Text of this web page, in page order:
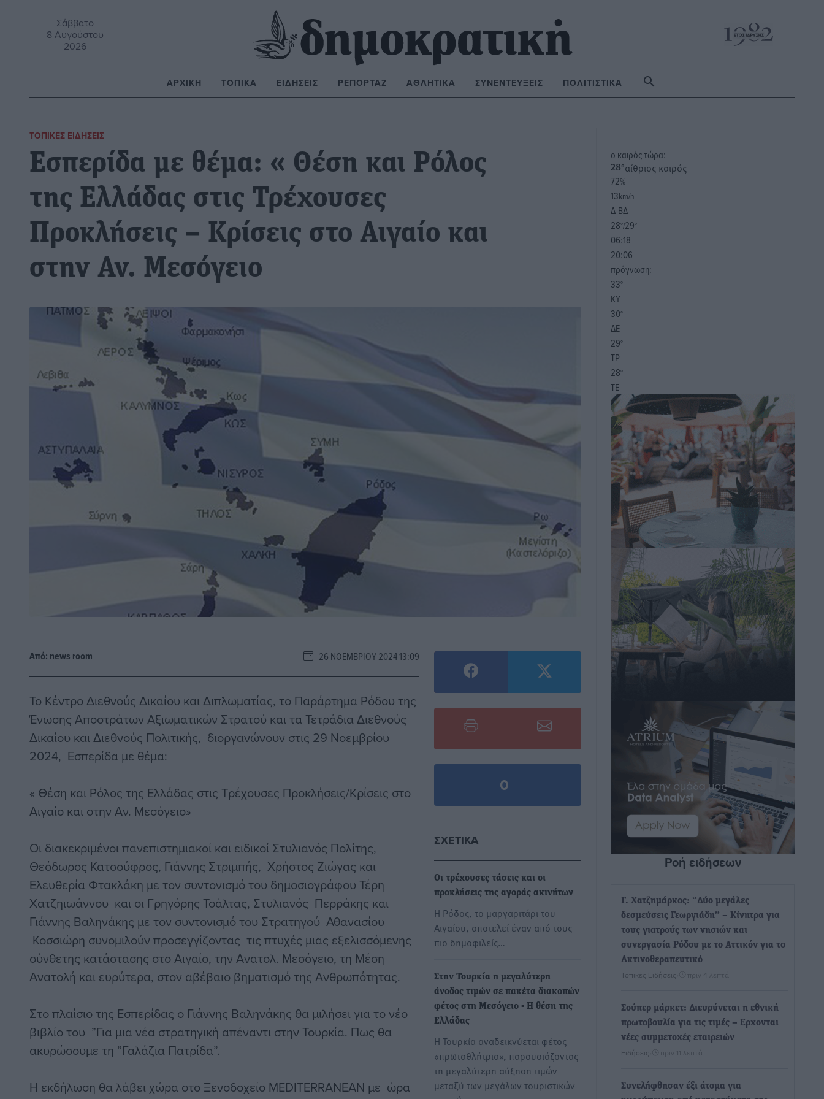
Σάββατο
8 Αυγούστου
2026
ΑΡΧΙΚΉ ΤΟΠΙΚΆ ΕΙΔΉΣΕΙΣ ΡΕΠΟΡΤΆΖ ΑΘΛΗΤΙΚΆ ΣΥΝΕΝΤΕΎΞΕΙΣ ΠΟΛΙΤΙΣΤΙΚΆ
ΤΟΠΙΚΈΣ ΕΙΔΉΣΕΙΣ
Εσπερίδα με θέμα: « Θέση και Ρόλος
της Ελλάδας στις Τρέχουσες
Προκλήσεις – Κρίσεις στο Αιγαίο και
στην Αν. Μεσόγειο
Από: news room 26 ΝΟΕΜΒΡΊΟΥ 2024 13:09
Το Κέντρο Διεθνούς Δικαίου και Διπλωματίας, το Παράρτημα Ρόδου της
Ένωσης Αποστράτων Αξιωματικών Στρατού και τα Τετράδια Διεθνούς
Δικαίου και Διεθνούς Πολιτικής, διοργανώνουν στις 29 Νοεμβρίου
2024, Εσπερίδα με θέμα:
« Θέση και Ρόλος της Ελλάδας στις Τρέχουσες Προκλήσεις/Κρίσεις στο
Αιγαίο και στην Αν. Μεσόγειο»
Οι διακεκριμένοι πανεπιστημιακοί και ειδικοί Στυλιανός Πολίτης,
Θεόδωρος Κατσούφρος, Γιάννης Στριμπής, Χρήστος Ζιώγας και
Ελευθερία Φτακλάκη με τον συντονισμό του δημοσιογράφου Τέρη
Χατζηιωάννου και οι Γρηγόρης Τσάλτας, Στυλιανός Περράκης και
Γιάννης Βαληνάκης με τον συντονισμό του Στρατηγού Αθανασίου
Κοσσιώρη συνομιλούν προσεγγίζοντας τις πτυχές μιας εξελισσόμενης
σύνθετης κατάστασης στο Αιγαίο, την Ανατολ. Μεσόγειο, τη Μέση
Ανατολή και ευρύτερα, στον αβέβαιο βηματισμό της Ανθρωπότητας.
Στο πλαίσιο της Εσπερίδας ο Γιάννης Βαληνάκης θα μιλήσει για το νέο
βιβλίο του ”Για μια νέα στρατηγική απέναντι στην Τουρκία. Πως θα
ακυρώσουμε τη ”Γαλάζια Πατρίδα”.
Η εκδήλωση θα λάβει χώρα στο Ξενοδοχείο MEDITERRANEAN με ώρα
0
ΣΧΕΤΙΚΆ
Οι τρέχουσες τάσεις και οι
προκλήσεις της αγοράς ακινήτων
Η Ρόδος, το μαργαριτάρι του
Αιγαίου, αποτελεί έναν από τους
πιο δημοφιλείς…
Στην Τουρκία η μεγαλύτερη
άνοδος τιμών σε πακέτα διακοπών
φέτος στη Μεσόγειο - Η θέση της
Ελλάδας
Η Τουρκία αναδεικνύεται φέτος
«πρωταθλήτρια», παρουσιάζοντας
τη μεγαλύτερη αύξηση τιμών
μεταξύ των μεγάλων τουριστικών
o καιρός τώρα:
28°αίθριος καιρός
72%
13km/h
Δ-ΒΔ
28°/29°
06:18
20:06
πρόγνωση:
33°
ΚΥ
30°
ΔΕ
29°
ΤΡ
28°
ΤΕ
Ροή ειδήσεων
Γ. Χατζημάρκος: “Δύο μεγάλες
δεσμεύσεις Γεωργιάδη” – Κίνητρα για
τους γιατρούς των νησιών και
συνεργασία Ρόδου με το Αττικόν για το
Ακτινοθεραπευτικό
Τοπικές Ειδήσεις πριν 4 λεπτά
Σούπερ μάρκετ: Διευρύνεται η εθνική
πρωτοβουλία για τις τιμές – Eρχονται
νέες συμμετοχές εταιρειών
Ειδήσεις πριν 11 λεπτά
Συνελήφθησαν έξι άτομα για